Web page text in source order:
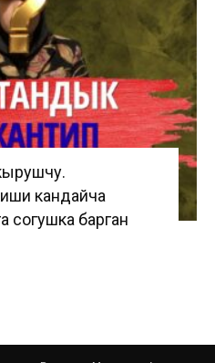
кандайча
согушка барган